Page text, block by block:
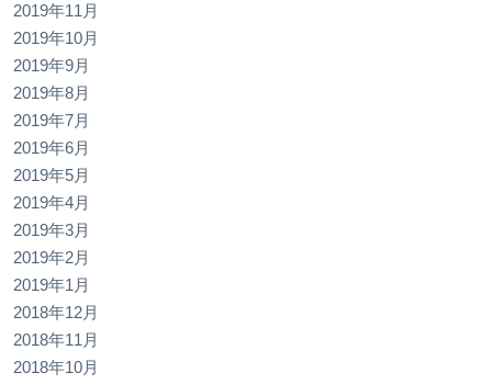
2019年11月
2019年10月
2019年9月
2019年8月
2019年7月
2019年6月
2019年5月
2019年4月
2019年3月
2019年2月
2019年1月
2018年12月
2018年11月
2018年10月